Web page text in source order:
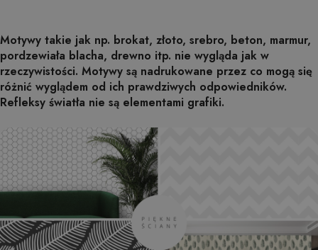
Motywy takie jak np. brokat, złoto, srebro, beton, marmur,
pordzewiała blacha, drewno itp. nie wygląda jak w
rzeczywistości. Motywy są nadrukowane przez co mogą się
różnić wyglądem od ich prawdziwych odpowiedników.
Refleksy światła nie są elementami grafiki.